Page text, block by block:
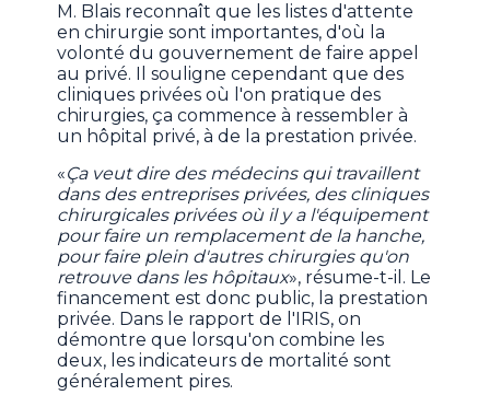
M. Blais reconnaît que les listes d'attente
en chirurgie sont importantes, d'où la
volonté du gouvernement de faire appel
au privé. Il souligne cependant que des
cliniques privées où l'on pratique des
chirurgies, ça commence à ressembler à
un hôpital privé, à de la prestation privée.
«Ça veut dire des médecins qui travaillent
dans des entreprises privées, des cliniques
chirurgicales privées où il y a l'équipement
pour faire un remplacement de la hanche,
pour faire plein d'autres chirurgies qu'on
retrouve dans les hôpitaux», résume-t-il. Le
financement est donc public, la prestation
privée. Dans le rapport de l'IRIS, on
démontre que lorsqu'on combine les
deux, les indicateurs de mortalité sont
généralement pires.